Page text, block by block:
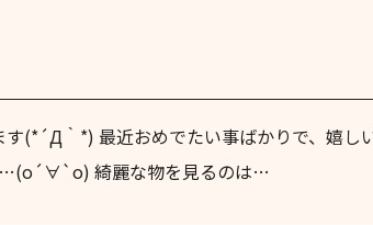
(*´Д｀*) 最近おめでたい事ばかりで、嬉し
…(о´∀`о) 綺麗な物を見るのは…